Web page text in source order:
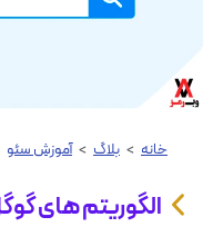
خانه > بلاگ > آموزش‌ سئو